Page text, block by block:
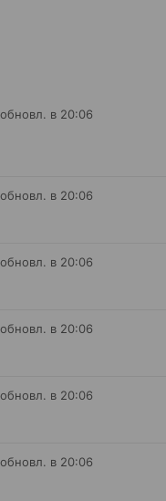
обновл. в 20:06
обновл. в 20:06
обновл. в 20:06
обновл. в 20:06
обновл. в 20:06
обновл. в 20:06